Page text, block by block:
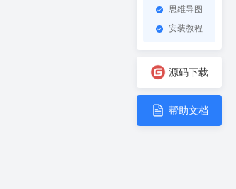
思维导图
安装教程
源码下载
帮助文档